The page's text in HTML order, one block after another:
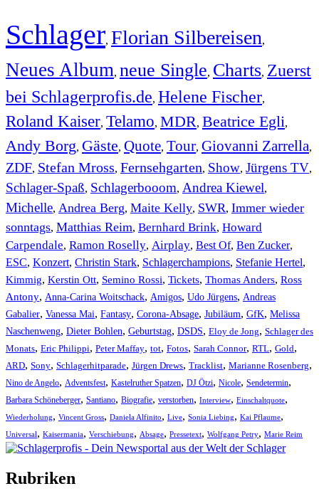
Schlager, Florian Silbereisen,
Neues Album, neue Single, Charts, Zuerst
bei Schlagerprofis.de, Helene Fischer,
Roland Kaiser, Telamo, MDR, Beatrice Egli,
Andy Borg, Gäste, Quote, Tour, Giovanni Zarrella,
ZDF, Stefan Mross, Fernsehgarten, Show, Jürgens TV,
Schlager-Spaß, Schlagerbooom, Andrea Kiewel,
Michelle, Andrea Berg, Maite Kelly, SWR, Immer wieder
sonntags, Matthias Reim, Bernhard Brink, Howard
Carpendale, Ramon Roselly, Airplay, Best Of, Ben Zucker,
ESC, Konzert, Christin Stark, Schlagerchampions, Stefanie Hertel,
Kimmig, Kerstin Ott, Semino Rossi, Tickets, Thomas Anders, Ross
Antony, Anna-Carina Woitschack, Amigos, Udo Jürgens, Andreas
Gabalier, Vanessa Mai, Fantasy, Corona-Absage, Jubiläum, GfK, Melissa
Naschenweng, Dieter Bohlen, Geburtstag, DSDS, Eloy de Jong, Schlager des
Monats, Eric Philippi, Peter Maffay, tot, Fotos, Sarah Connor, RTL, Gold,
ARD, Sony, Schlagerhitparade, Jürgen Drews, Tracklist, Marianne Rosenberg,
Nino de Angelo, Adventsfest, Kastelruther Spatzen, DJ Ötzi, Nicole, Sendetermin,
Barbara Schöneberger, Santiano, Biografie, verstorben, Interview, Einschaltquote,
Wiederholung, Vincent Gross, Daniela Alfinito, Live, Sonia Liebing, Kai Pflaume,
Universal, Kaisermania, Verschiebung, Absage, Pressetext, Wolfgang Petry, Marie Reim
Rubriken